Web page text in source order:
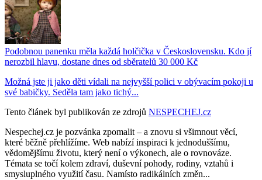
Podobnou panenku měla každá holčička v Československu. Kdo jí
nerozbil hlavu, dostane dnes od sběratelů 30 000 Kč
Možná jste ji jako děti vídali na nejvyšší polici v obývacím pokoji u
své babičky. Seděla tam jako tichý...
Tento článek byl publikován ze zdrojů NESPECHEJ.cz
Nespechej.cz je pozvánka zpomalit – a znovu si všimnout věcí,
které běžně přehlížíme. Web nabízí inspiraci k jednoduššímu,
vědomějšímu životu, který není o výkonech, ale o rovnováze.
Témata se točí kolem zdraví, duševní pohody, rodiny, vztahů i
smysluplného využití času. Namísto radikálních změn...